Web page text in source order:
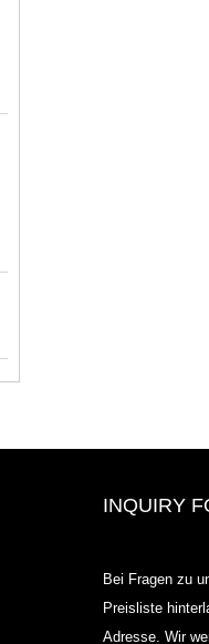
INQUIRY
Bei Fragen zu
Preisliste
Adresse. Wir